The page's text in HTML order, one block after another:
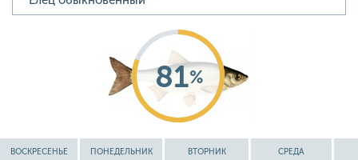
81%
ВОСКРЕСЕНЬЕ ПОНЕДЕЛЬНИК ВТОРНИК СРЕДА